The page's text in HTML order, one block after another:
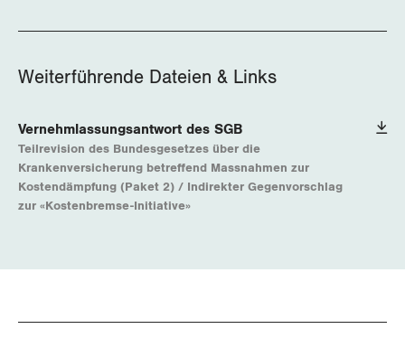
Weiterführende Dateien & Links
Vernehmlassungsantwort des SGB
Teilrevision des Bundesgesetzes über die
Krankenversicherung betreffend Massnahmen zur
Kostendämpfung (Paket 2) / Indirekter Gegenvorschlag
zur «Kostenbremse-Initiative»